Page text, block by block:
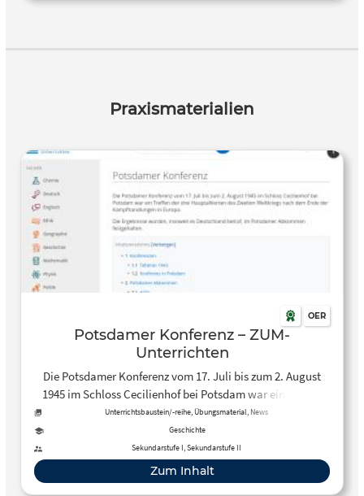
Praxismaterialien
OER
Potsdamer Konferenz – ZUM-
Unterrichten
Die Potsdamer Konferenz vom 17. Juli bis zum 2. August
1945 im Schloss Cecilienhof bei Potsdam war ein Treffen
der drei Hauptalliierten des Zweiten Weltkriegs nach dem
Ende der Kampfhandlungen in Europa. – Diese Seite
enthält Informationen und Aufgaben zum Thema.
Unterrichtsbaustein/-reihe, Übungsmaterial, News
Geschichte
Sekundarstufe I, Sekundarstufe II
Zum Inhalt